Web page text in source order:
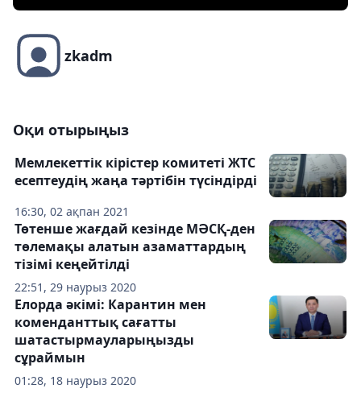
zkadm
Оқи отырыңыз
16:30, 02 ақпан 2021
Мемлекеттік кірістер комитеті ЖТС
есептеудің жаңа тәртібін түсіндірді
22:51, 29 наурыз 2020
Төтенше жағдай кезінде МӘСҚ-ден
төлемақы алатын азаматтардың
тізімі кеңейтілді
01:28, 18 наурыз 2020
Елорда әкімі: Карантин мен
коменданттық сағатты
шатастырмауларыңызды
сұраймын